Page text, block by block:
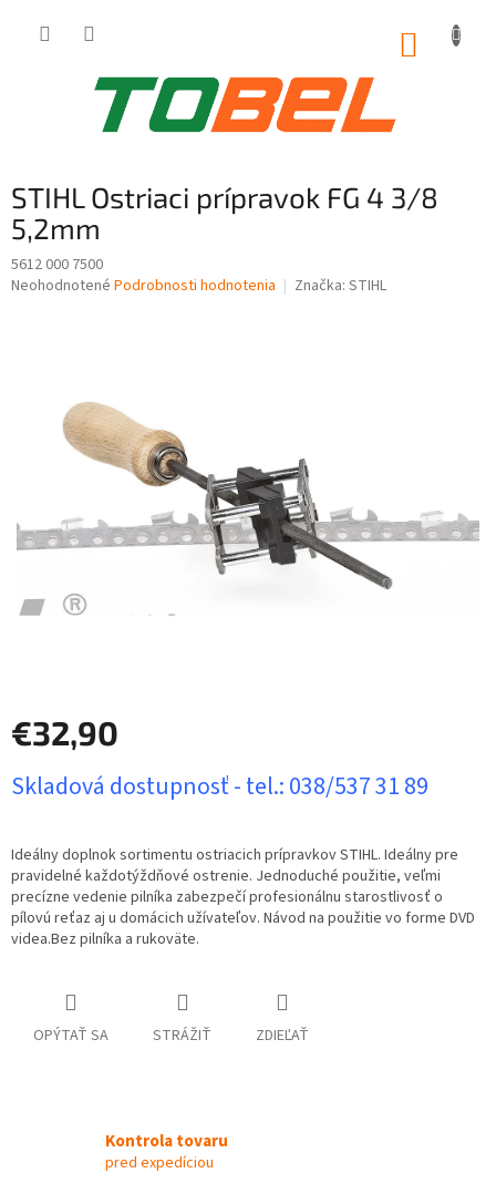
STIHL Ostriaci prípravok FG 4 3/8
5,2mm
5612 000 7500
Priemerné
hviezdičiek.
Neohodnotené Podrobnosti hodnotenia Značka: STIHL
€32,90
cena:
Skladová dostupnosť - tel.: 038/537 31 89
Ideálny doplnok sortimentu ostriacich prípravkov STIHL. Ideálny pre
pravidelné každotýždňové ostrenie. Jednoduché použitie, veľmi
precízne vedenie pilníka zabezpečí profesionálnu starostlivosť o
pílovú reťaz aj u domácich užívateľov. Návod na použitie vo forme DVD
videa.Bez pilníka a rukoväte.
OPÝTAŤ SA STRÁŽIŤ ZDIEĽAŤ
Kontrola tovaru
pred expedíciou